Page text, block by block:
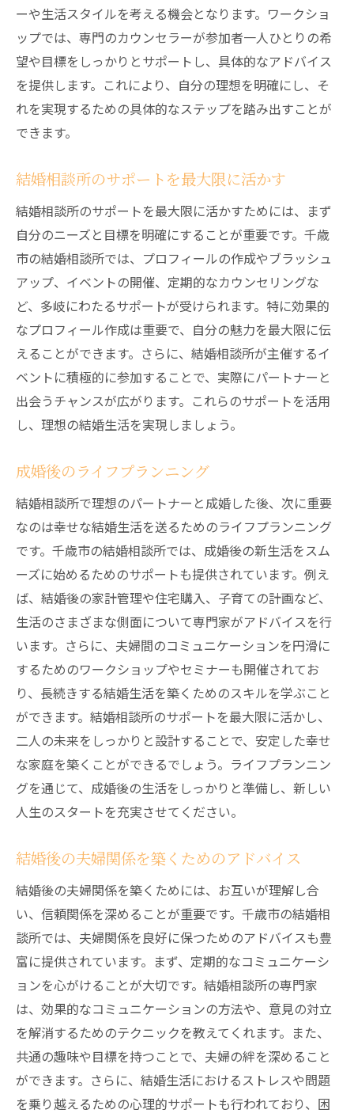
ーや生活スタイルを考える機会となります。ワークショ
ップでは、専門のカウンセラーが参加者一人ひとりの希
望や目標をしっかりとサポートし、具体的なアドバイス
を提供します。これにより、自分の理想を明確にし、そ
れを実現するための具体的なステップを踏み出すことが
できます。
結婚相談所のサポートを最大限に活かす
結婚相談所のサポートを最大限に活かすためには、まず
自分のニーズと目標を明確にすることが重要です。千歳
市の結婚相談所では、プロフィールの作成やブラッシュ
アップ、イベントの開催、定期的なカウンセリングな
ど、多岐にわたるサポートが受けられます。特に効果的
なプロフィール作成は重要で、自分の魅力を最大限に伝
えることができます。さらに、結婚相談所が主催するイ
ベントに積極的に参加することで、実際にパートナーと
出会うチャンスが広がります。これらのサポートを活用
し、理想の結婚生活を実現しましょう。
成婚後のライフプランニング
結婚相談所で理想のパートナーと成婚した後、次に重要
なのは幸せな結婚生活を送るためのライフプランニング
です。千歳市の結婚相談所では、成婚後の新生活をスム
ーズに始めるためのサポートも提供されています。例え
ば、結婚後の家計管理や住宅購入、子育ての計画など、
生活のさまざまな側面について専門家がアドバイスを行
います。さらに、夫婦間のコミュニケーションを円滑に
するためのワークショップやセミナーも開催されてお
り、長続きする結婚生活を築くためのスキルを学ぶこと
ができます。結婚相談所のサポートを最大限に活かし、
二人の未来をしっかりと設計することで、安定した幸せ
な家庭を築くことができるでしょう。ライフプランニン
グを通じて、成婚後の生活をしっかりと準備し、新しい
人生のスタートを充実させてください。
結婚後の夫婦関係を築くためのアドバイス
結婚後の夫婦関係を築くためには、お互いが理解し合
い、信頼関係を深めることが重要です。千歳市の結婚相
談所では、夫婦関係を良好に保つためのアドバイスも豊
富に提供されています。まず、定期的なコミュニケーシ
ョンを心がけることが大切です。結婚相談所の専門家
は、効果的なコミュニケーションの方法や、意見の対立
を解消するためのテクニックを教えてくれます。また、
共通の趣味や目標を持つことで、夫婦の絆を深めること
ができます。さらに、結婚生活におけるストレスや問題
を乗り越えるための心理的サポートも行われており、困